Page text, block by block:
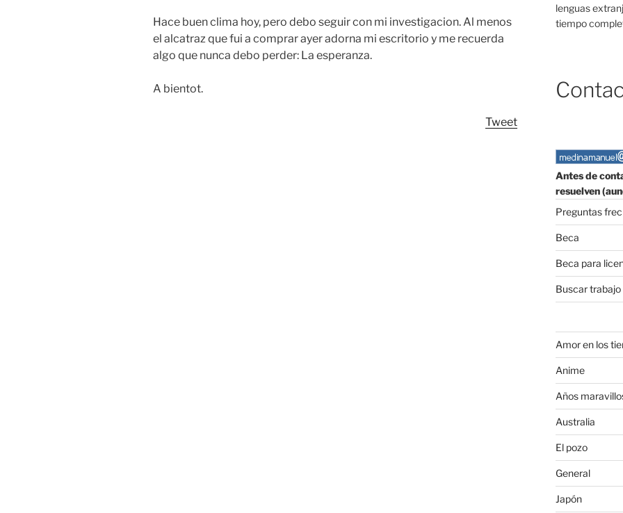
Hace buen clima hoy, pero debo seguir con mi investigacion. Al menos
el alcatraz que fui a comprar ayer adorna mi escritorio y me recuerda
algo que nunca debo perder: La esperanza.
A bientot.
Tweet
lenguas
tiempo
Antes de
resuelven
Preguntas
Beca
Beca para
Buscar
Amor en los
Anime
Años
Australia
El pozo
General
Japón